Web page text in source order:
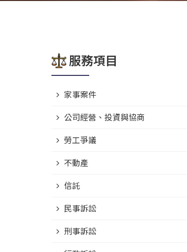
服務項目
家事案件
公司經營、投資與協商
勞工爭議
不動產
信託
民事訴訟
刑事訴訟